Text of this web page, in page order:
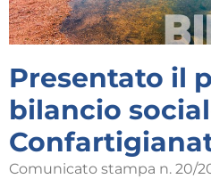
Presentato il
bilancio
Comunicato stampa n. 20/